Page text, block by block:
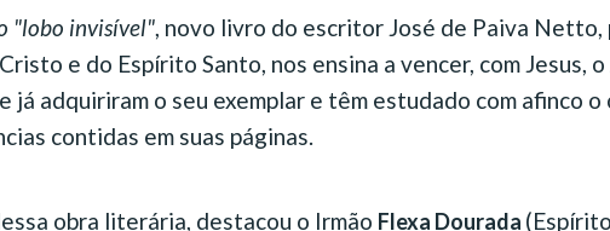
"lobo invisível", novo livro do escritor José de Paiva
e do Espírito Santo, nos ensina a vencer, com Jesus,
já adquiriram o seu exemplar e têm estudado com afinco
contidas em suas páginas.
obra literária, destacou o Irmão Flexa Dourada